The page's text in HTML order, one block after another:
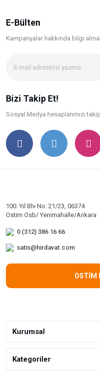
E-Bülten
Kampanyalar hakkında bilgi
Bizi Takip Et!
Sosyal Medya hesaplarımızı
100. Yıl Blv No: 21/23, 06374
Ostim Osb/ Yenimahalle/Ankara
0 (312) 386 16 66
satis@hirdavat.com
OSTİM
Kurumsal
Kategoriler